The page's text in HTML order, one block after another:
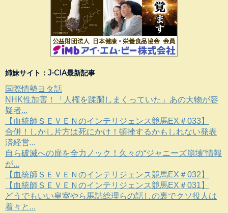
姉妹サイト：J-CIA最新記事
国際情勢ヨタ話
NHK性加害！「人権を蹂躙しまくっていた」あの大物が容
疑者...
【血統師ＳＥＶＥＮのインテリジェンス競馬EX＃033】
合併！しかし片方は死にかけ！頓挫するかもしれない発表
済経営...
自ら破滅への扉を全力ノック！久々の“ジャニーズ崩壊”情報
が...
【血統師ＳＥＶＥＮのインテリジェンス競馬EX＃032】
【血統師ＳＥＶＥＮのインテリジェンス競馬EX＃031】
どうでもいい皇室やら馬詰総理らの話しの裏でクソ役人は
着々と...